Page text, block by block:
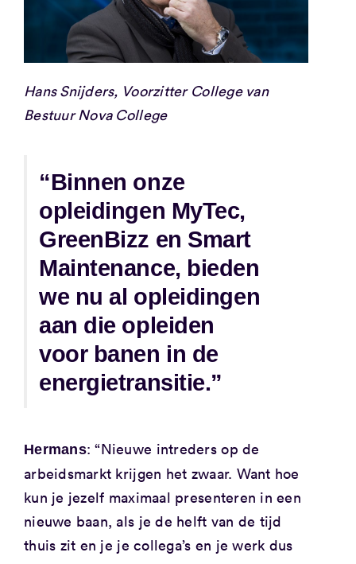
Hans Snijders, Voorzitter College van
Bestuur Nova College
“Binnen onze
opleidingen MyTec,
GreenBizz en Smart
Maintenance, bieden
we nu al opleidingen
aan die opleiden
voor banen in de
energietransitie.”
Hermans: “Nieuwe intreders op de
arbeidsmarkt krijgen het zwaar. Want hoe
kun je jezelf maximaal presenteren in een
nieuwe baan, als je de helft van de tijd
thuis zit en je je collega’s en je werk dus